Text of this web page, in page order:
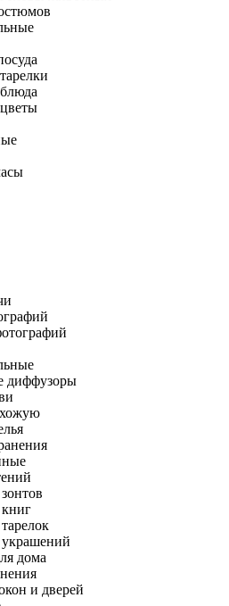
диффузоры
дома
и дверей